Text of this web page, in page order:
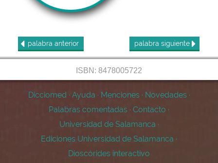
palabra anterior palabra siguiente
ISBN: 8478005722
Dicciomed · Ayuda · Menciones · Novedades ·
Palabras comentadas · Contacto ·
Universidad de Salamanca ·
Ediciones Universidad de Salamanca ·
Dioscórides interactivo